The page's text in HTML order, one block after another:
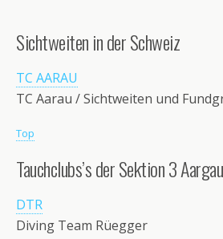
Sichtweiten in der Schweiz
TC AARAU
TC Aarau / Sichtweiten und
Top
Tauchclubs’s der Sektion 3 Aargau
DTR
Diving Team Rüegger